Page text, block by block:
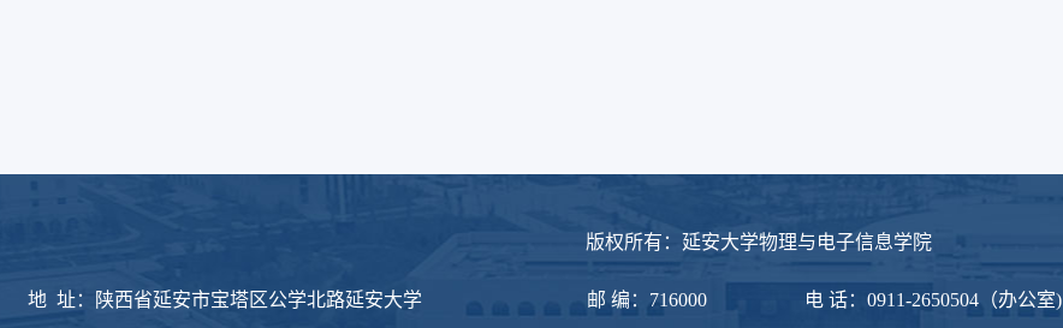
版权所有：延安大学物理与电子信息学院
地 址：陕西省延安市宝塔区公学北路延安大学 邮 编：716000 电 话：0911-2650504（办公室)